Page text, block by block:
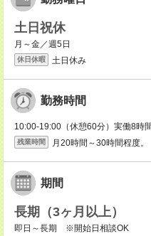
土日祝休
月～金／週5日
休日休暇 土日休み
勤務時間
10:00-19:00（休憩60分）実働8時
残業時間 月20時間～30時間程度。
期間
長期（3ヶ月以上）
即日～長期 ※開始日相談OK